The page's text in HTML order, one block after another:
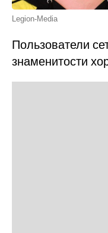
Legion-Media
Пользователи
знаменитости